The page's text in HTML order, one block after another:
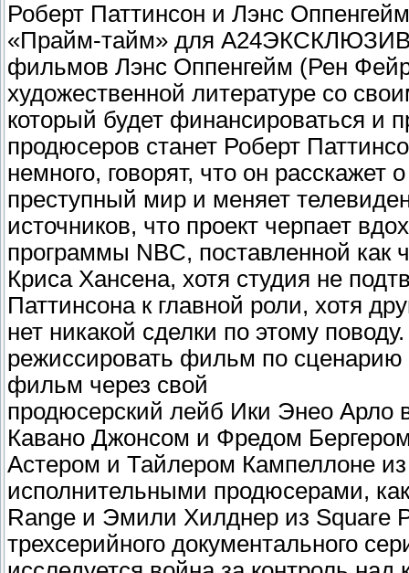
Роберт Паттинсон и Лэнс
«Прайм-тайм» для
фильмов Лэнс Оппенгейм (Рен
художественной литературе со
который будет финансироваться и
продюсеров станет Роберт
немного, говорят, что он расскажет
преступный мир и меняет
источников, что проект черпает
программы NBC, поставленной как
Криса Хансена, хотя студия не
Паттинсона к главной роли, хотя
нет никакой сделки по этому
режиссировать фильм по
фильм через свой
продюсерский лейб Ики Энео Арло
Кавано Джонсом и Фредом
Астером и Тайлером Кампеллоне
исполнительными продюсерами,
Range и Эмили Хилднер из Square
трехсерийного документального